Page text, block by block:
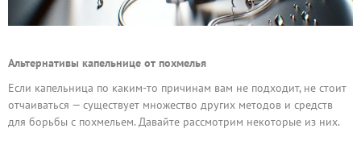
Альтернативы капельнице от похмелья
Если капельница по каким-то причинам вам не подходит, не стоит
отчаиваться — существует множество других методов и средств
для борьбы с похмельем. Давайте рассмотрим некоторые из них.